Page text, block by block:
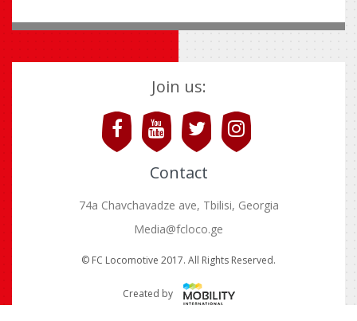
Join us:
Contact
74a Chavchavadze ave, Tbilisi, Georgia
Media@fcloco.ge
© FC Locomotive 2017. All Rights Reserved.
Created by